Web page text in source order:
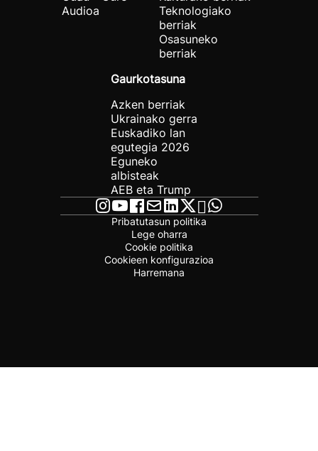
Audioa
Teknologiako
berriak
Osasuneko
berriak
Gaurkotasuna
Azken berriak
Ukrainako gerra
Euskadiko lan
egutegia 2026
Eguneko
albisteak
AEB eta Trump
Pribatutasun politika
Lege oharra
Cookie politika
Cookieen konfigurazioa
Harremana